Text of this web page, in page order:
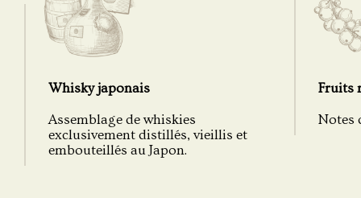
Whisky japonais
Assemblage de whiskies
exclusivement distillés, vieillis et
embouteillés au Japon.
Fruits
Notes